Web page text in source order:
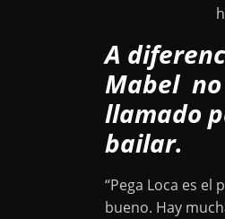
A
Mabel
llamado
bailar.
“Pega Loca es
bueno. Hay